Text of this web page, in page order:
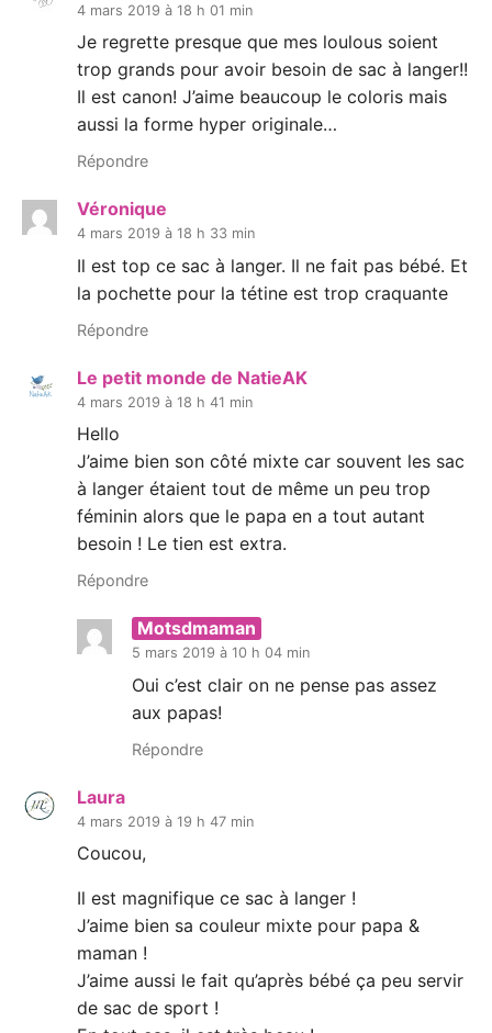
4 mars 2019 à 18 h 01 min
Je regrette presque que mes loulous soient
trop grands pour avoir besoin de sac à langer!!
Il est canon! J’aime beaucoup le coloris mais
aussi la forme hyper originale…
Répondre
Véronique
4 mars 2019 à 18 h 33 min
Il est top ce sac à langer. Il ne fait pas bébé. Et
la pochette pour la tétine est trop craquante
Répondre
Le petit monde de NatieAK
4 mars 2019 à 18 h 41 min
Hello
J’aime bien son côté mixte car souvent les sac
à langer étaient tout de même un peu trop
féminin alors que le papa en a tout autant
besoin ! Le tien est extra.
Répondre
Motsdmaman
5 mars 2019 à 10 h 04 min
Oui c’est clair on ne pense pas assez
aux papas!
Répondre
Laura
4 mars 2019 à 19 h 47 min
Coucou,
Il est magnifique ce sac à langer !
J’aime bien sa couleur mixte pour papa &
maman !
J’aime aussi le fait qu’après bébé ça peu servir
de sac de sport !